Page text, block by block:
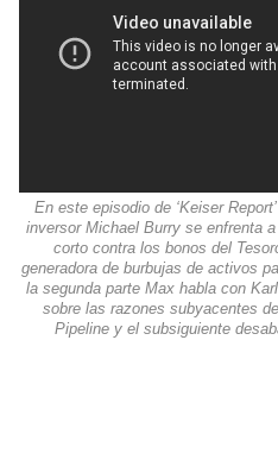
En este episodio de ‘Keiser
inversor Michael Burry se enfrenta
corto contra los bonos del
generadora de burbujas de activos
la segunda parte Max habla con
sobre las razones subyacentes
Pipeline y el subsiguiente